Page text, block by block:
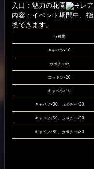
入口：魅力の花園
→レア
内容：イベント期間中、
換できます。
収穫物
キャベツ×10
カボチャ×5
コットン×20
キャベツ×10
キャベツ×30、カボチャ×30
キャベツ×50、カボチャ×50
キャベツ×80、カボチャ×80